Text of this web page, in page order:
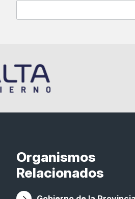
Organismos
Relacionados